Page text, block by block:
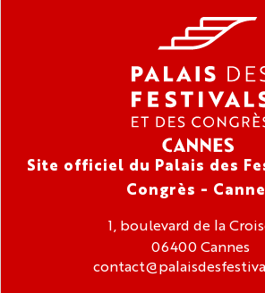
Site officiel du Palais des
Congrès -
1, boulevard de la
06400 Cannes